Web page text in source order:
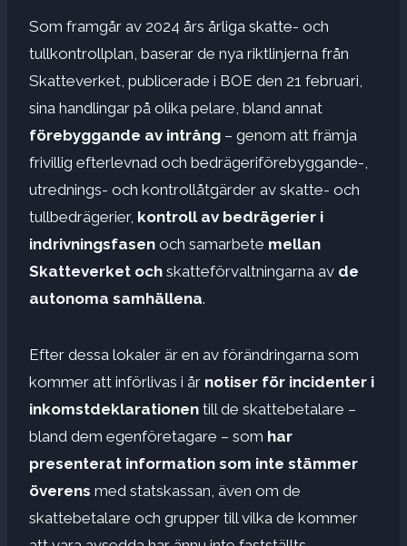
Som framgår av 2024 års årliga skatte- och
tullkontrollplan, baserar de nya riktlinjerna från
Skatteverket, publicerade i BOE den 21 februari,
sina handlingar på olika pelare, bland annat
förebyggande av intrång – genom att främja
frivillig efterlevnad och bedrägeriförebyggande-,
utrednings- och kontrollåtgärder av skatte- och
tullbedrägerier, kontroll av bedrägerier i
indrivningsfasen och samarbete mellan
Skatteverket och skatteförvaltningarna av de
autonoma samhällena.
Efter dessa lokaler är en av förändringarna som
kommer att införlivas i år notiser för incidenter i
inkomstdeklarationen till de skattebetalare –
bland dem egenföretagare – som har
presenterat information som inte stämmer
överens med statskassan, även om de
skattebetalare och grupper till vilka de kommer